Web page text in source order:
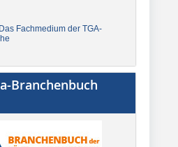
Fachmedium der TGA-
Branchenbuch